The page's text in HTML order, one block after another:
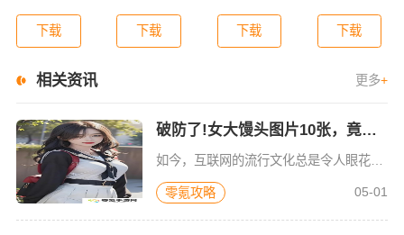
下载 下载 下载 下载
相关资讯 更多+
破防了!女大馒头图片10张，竟然暗藏这些惊人秘密!谁懂啊?
如今，互联网的流行文化总是令人眼花缭乱，而某些图像与内容总能在短时间内引起一波又一波的关注。最近，关于“女大馒头图片”的话题在社交平台和搜索引擎上频频登场。10张女大馒头图片，究竟藏着什么样的秘密？它
零氪攻略 05-01